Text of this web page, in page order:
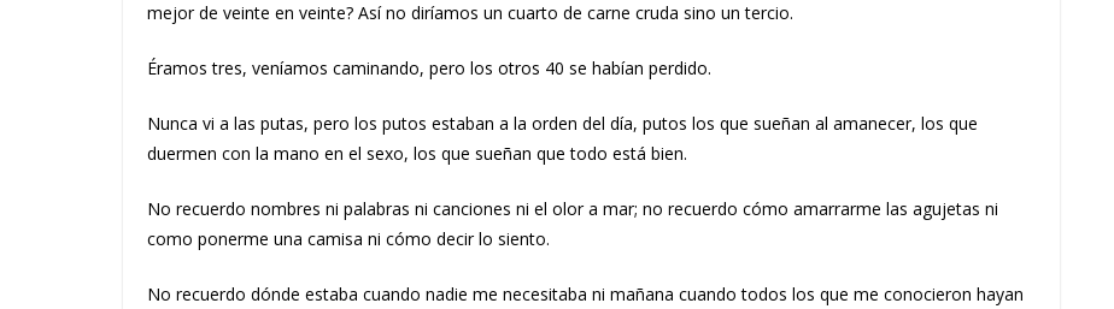
mejor de veinte en veinte? Así no diríamos un cuarto de carne cruda sino un tercio.
Éramos tres, veníamos caminando, pero los otros 40 se habían perdido.
Nunca vi a las putas, pero los putos estaban a la orden del día, putos los que sueñan al amanecer, los que
duermen con la mano en el sexo, los que sueñan que todo está bien.
No recuerdo nombres ni palabras ni canciones ni el olor a mar; no recuerdo cómo amarrarme las agujetas ni
como ponerme una camisa ni cómo decir lo siento.
No recuerdo dónde estaba cuando nadie me necesitaba ni mañana cuando todos los que me conocieron hayan